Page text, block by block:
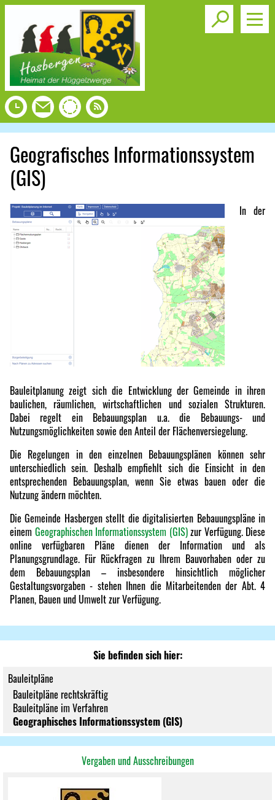
Toggle
Geografisches Informationssystem
(GIS)
In der
Bauleitplanung zeigt sich die Entwicklung der Gemeinde in ihren
baulichen, räumlichen, wirtschaftlichen und sozialen Strukturen.
Dabei regelt ein Bebauungsplan u.a. die Bebauungs- und
Nutzungsmöglichkeiten sowie den Anteil der Flächenversiegelung.
Die Regelungen in den einzelnen Bebauungsplänen können sehr
unterschiedlich sein. Deshalb empfiehlt sich die Einsicht in den
entsprechenden Bebauungsplan, wenn Sie etwas bauen oder die
Nutzung ändern möchten.
Die Gemeinde Hasbergen stellt die digitalisierten Bebauungspläne in
einem Geographischen Informationssystem (GIS)zur Verfügung. Diese
online verfügbaren Pläne dienen der Information und als
Planungsgrundlage. Für Rückfragen zu Ihrem Bauvorhaben oder zu
dem Bebauungsplan – insbesondere hinsichtlich möglicher
Gestaltungsvorgaben - stehen Ihnen die Mitarbeitenden der Abt. 4
Planen, Bauen und Umwelt zur Verfügung.
Sie befinden sich hier:
Bauleitpläne
Bauleitpläne rechtskräftig
Bauleitpläne im Verfahren
Geographisches Informationssystem (GIS)
Vergaben und Ausschreibungen